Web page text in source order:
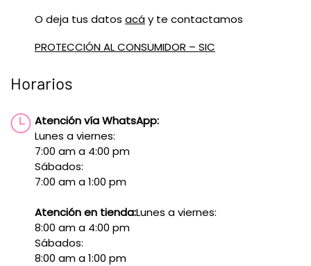
O deja tus datos acáy te contactamos
PROTECCIÓN AL CONSUMIDOR – SIC
Horarios
Atención vía WhatsApp:
Lunes a viernes:
7:00 am a 4:00 pm
Sábados:
7:00 am a 1:00 pm
Atención en tienda:Lunes a viernes:
8:00 am a 4:00 pm
Sábados:
8:00 am a 1:00 pm